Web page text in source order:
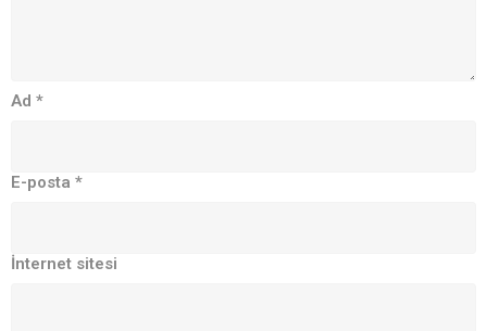
Ad *
E-posta *
İnternet sitesi